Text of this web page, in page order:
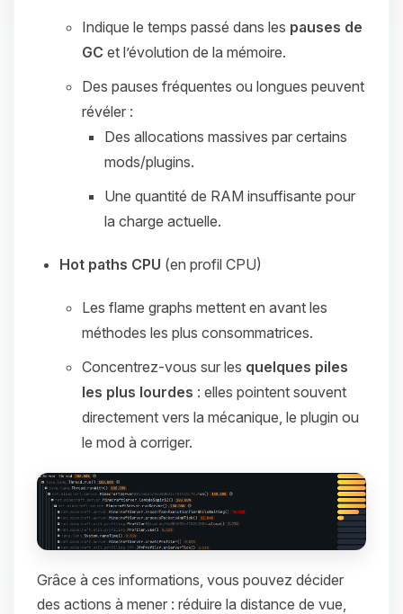
Indique le temps passé dans les pauses de
GC et l’évolution de la mémoire.
Des pauses fréquentes ou longues peuvent
révéler :
Des allocations massives par certains
mods/plugins.
Une quantité de RAM insuffisante pour
la charge actuelle.
Hot paths CPU (en profil CPU)
Les flame graphs mettent en avant les
méthodes les plus consommatrices.
Concentrez‑vous sur les quelques piles
les plus lourdes : elles pointent souvent
directement vers la mécanique, le plugin ou
le mod à corriger.
Grâce à ces informations, vous pouvez décider
des actions à mener : réduire la distance de vue,